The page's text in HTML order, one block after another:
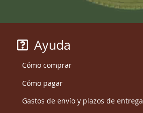
Ayuda
Cómo comprar
Cómo pagar
Gastos de envío y plazos de entrega